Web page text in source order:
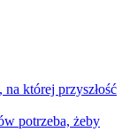
której przyszłość
potrzeba, żeby